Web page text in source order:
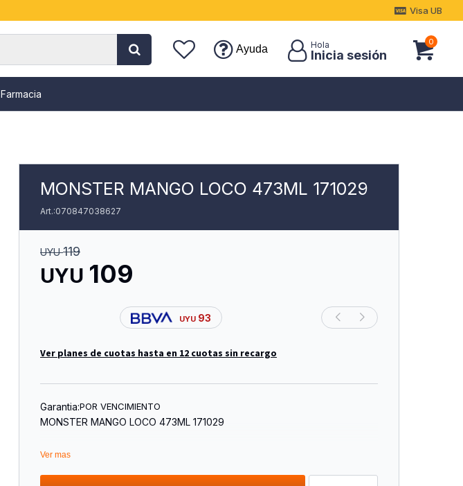
Farmacia
Ayuda
0
Visa UB
MONSTER MANGO LOCO 473ML 171029
070847038627
UYU 109
UYU 119
UYU 93
Ver planes de cuotas hasta en 12 cuotas sin recargo
Garantia:POR VENCIMIENTO
MONSTER MANGO LOCO 473ML 171029
Ver mas